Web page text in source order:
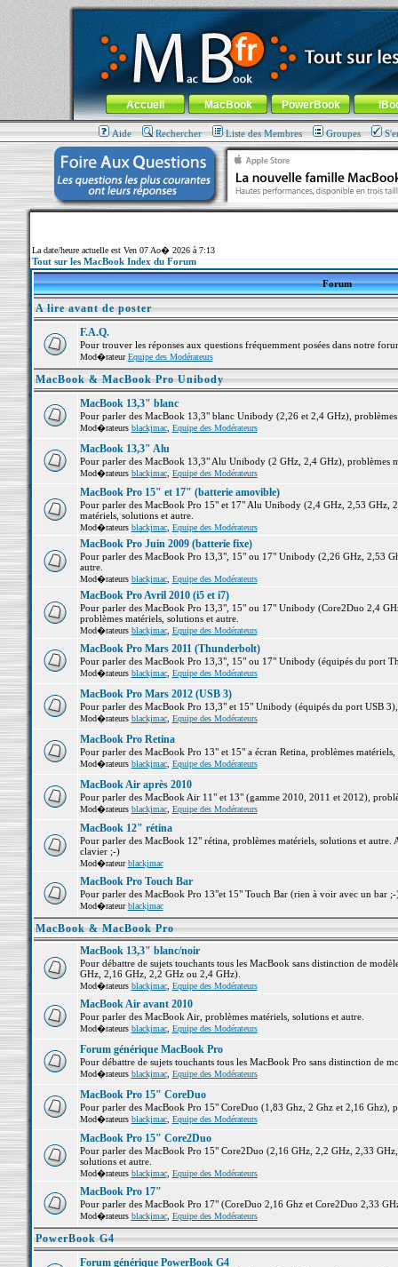
MacBook-fr.com : 100% Apple... 100% nomade !
Aller au contenu-Aller au menu général-Aller au menu de
Menu général
Accueil MacBook PowerBook
Aide Rechercher Liste des Membres Groupes
La date/heure actuelle est Ven 07 Ao� 2026 à 7:13
Tout sur les MacBook Index du Forum
Forum
A lire avant de poster
F.A.Q.
Pour trouver les réponses aux questions fréquemment posées dans notre
Mod�rateurEquipe des Modérateurs
MacBook & MacBook Pro Unibody
MacBook 13,3" blanc
Pour parler des MacBook 13,3" blanc Unibody (2,26 et 2,4 GHz),
Mod�rateurs blackjmac, Equipe des Modérateurs
MacBook 13,3" Alu
Pour parler des MacBook 13,3" Alu Unibody (2 GHz, 2,4 GHz), problèmes
Mod�rateurs blackjmac, Equipe des Modérateurs
MacBook Pro 15" et 17" (batterie amovible)
Pour parler des MacBook Pro 15" et 17" Alu Unibody (2,4 GHz, 2,53 GHz,
matériels, solutions et autre.
Mod�rateurs blackjmac, Equipe des Modérateurs
MacBook Pro Juin 2009 (batterie fixe)
Pour parler des MacBook Pro 13,3", 15" ou 17" Unibody (2,26 GHz, 2,53
autre.
Mod�rateurs blackjmac, Equipe des Modérateurs
MacBook Pro Avril 2010 (i5 et i7)
Pour parler des MacBook Pro 13,3", 15" ou 17" Unibody (Core2Duo 2,4
problèmes matériels, solutions et autre.
Mod�rateurs blackjmac, Equipe des Modérateurs
MacBook Pro Mars 2011 (Thunderbolt)
Pour parler des MacBook Pro 13,3", 15" ou 17" Unibody (équipés du port
Mod�rateurs blackjmac, Equipe des Modérateurs
MacBook Pro Mars 2012 (USB 3)
Pour parler des MacBook Pro 13,3" et 15" Unibody (équipés du port USB
Mod�rateurs blackjmac, Equipe des Modérateurs
MacBook Pro Retina
Pour parler des MacBook Pro 13" et 15" a écran Retina, problèmes matériels,
Mod�rateurs blackjmac, Equipe des Modérateurs
MacBook Air après 2010
Pour parler des MacBook Air 11" et 13" (gamme 2010, 2011 et 2012),
Mod�rateurs blackjmac, Equipe des Modérateurs
MacBook 12" rétina
Pour parler des MacBook 12" rétina, problèmes matériels, solutions et
clavier ;-)
Mod�rateurblackjmac
MacBook Pro Touch Bar
Pour parler des MacBook Pro 13"et 15" Touch Bar (rien à voir avec un bar
Mod�rateurblackjmac
MacBook & MacBook Pro
MacBook 13,3" blanc/noir
Pour débattre de sujets touchants tous les MacBook sans distinction de
GHz, 2,16 GHz, 2,2 GHz ou 2,4 GHz).
Mod�rateurs blackjmac, Equipe des Modérateurs
MacBook Air avant 2010
Pour parler des MacBook Air, problèmes matériels, solutions et autre.
Mod�rateurs blackjmac, Equipe des Modérateurs
Forum générique MacBook Pro
Pour débattre de sujets touchants tous les MacBook Pro sans distinction de
Mod�rateurs blackjmac, Equipe des Modérateurs
MacBook Pro 15" CoreDuo
Pour parler des MacBook Pro 15" CoreDuo (1,83 Ghz, 2 Ghz et 2,16 Ghz),
Mod�rateurs blackjmac, Equipe des Modérateurs
MacBook Pro 15" Core2Duo
Pour parler des MacBook Pro 15" Core2Duo (2,16 GHz, 2,2 GHz, 2,33
solutions et autre.
Mod�rateurs blackjmac, Equipe des Modérateurs
MacBook Pro 17"
Pour parler des MacBook Pro 17" (CoreDuo 2,16 Ghz et Core2Duo 2,33
Mod�rateurs blackjmac, Equipe des Modérateurs
PowerBook G4
Forum générique PowerBook G4